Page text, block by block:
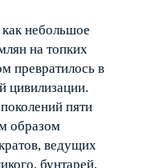
небольшое
на топких
превратилось в
цивилизации.
пяти
образом
ведущих
бунтарей,